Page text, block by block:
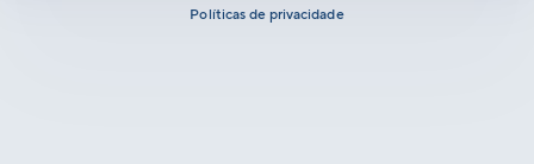
Políticas de privacidade